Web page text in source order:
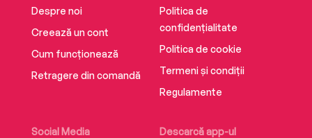
Despre noi
Creează un cont
Cum funcționează
Retragere din comandă
Social Media
Descarcă app-ul
Politica de
confidențialitate
Politica de cookie
Termeni și condiții
Regulamente